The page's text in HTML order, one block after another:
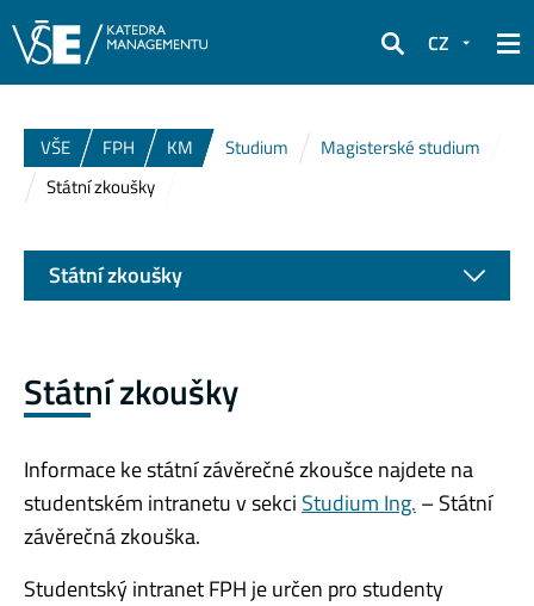
Hledat
CZ
VŠE FPH KM Studium
Magisterské studium
Státní zkoušky
Státní zkoušky
Informace ke státní závěrečné zkoušce najdete na
studentském intranetu v sekci Studium Ing. – Státní
závěrečná zkouška.
Studentský intranet FPH je určen pro studenty
Státní zkoušky